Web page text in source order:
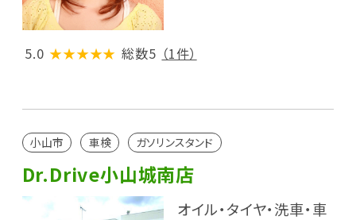
5.0 ★★★★★ 総数5 （1件）
小山市 車検 ガソリンスタンド
Dr.Drive小山城南店
オイル・タイヤ・洗車・車